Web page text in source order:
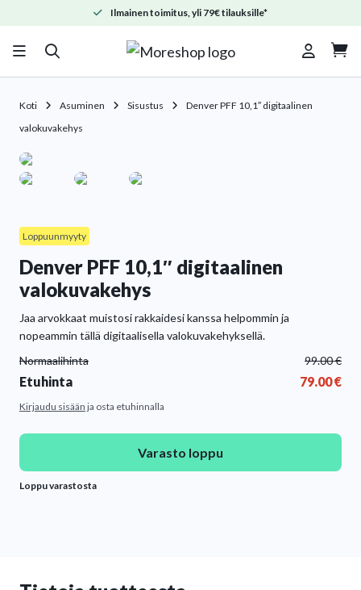
Ilmainen toimitus, yli 79€ tilauksille*

Koti Asuminen Sisustus
Denver PFF 10,1″ digitaalinen
valokuvakehys
Loppuunmyyty
Denver PFF 10,1″ digitaalinen
valokuvakehys
Jaa arvokkaat muistosi rakkaidesi kanssa helpommin ja
nopeammin tällä digitaalisella valokuvakehyksellä.
Normaalihinta
99.00€
Etuhinta 79.00€
Kirjaudu sisään ja osta etuhinnalla
Varasto loppu
Loppu varastosta